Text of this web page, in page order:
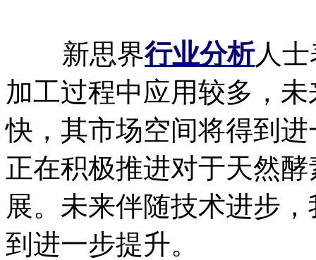
新思界行业分析人
加工过程中应用较多，
快，其市场空间将得到
正在积极推进对于天然
展。未来伴随技术进步
到进一步提升。